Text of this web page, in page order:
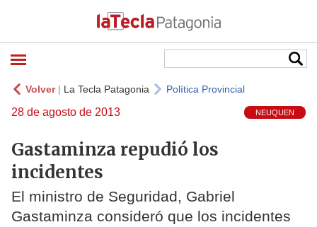
Volver| La Tecla Patagonia Política Provincial
28 de agosto de 2013 NEUQUEN
Gastaminza repudió los
incidentes
El ministro de Seguridad, Gabriel
Gastaminza consideró que los incidentes